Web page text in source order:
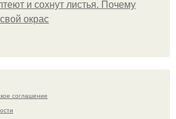
и сохнут листья. Почему
окрас
соглашение